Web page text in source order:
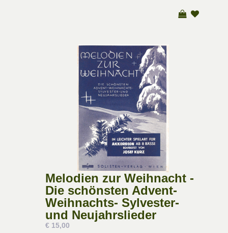
Melodien zur Weihnacht -
Die schönsten Advent-
Weihnachts- Sylvester-
und Neujahrslieder
€ 15,00